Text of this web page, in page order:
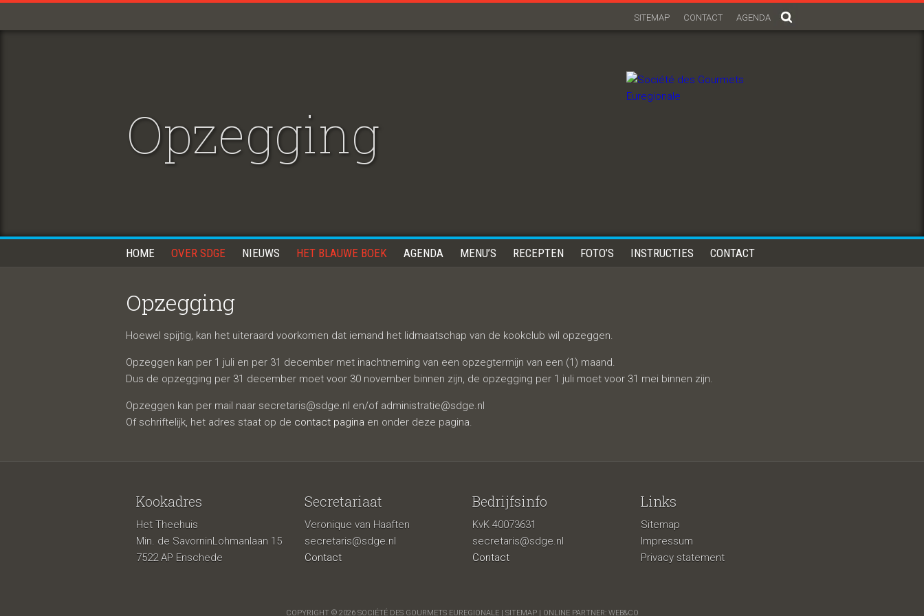
AGENDA
CONTACT
SITEMAP
Opzegging
HOME OVER SDGE NIEUWS HET BLAUWE BOEK AGENDA MENU’S RECEPTEN FOTO’S INSTRUCTIES CONTACT
Opzegging
Hoewel spijtig, kan het uiteraard voorkomen dat iemand het lidmaatschap van de kookclub wil opzeggen.
Opzeggen kan per 1 juli en per 31 december met inachtneming van een opzegtermijn van een (1) maand.
Dus de opzegging per 31 december moet voor 30 november binnen zijn, de opzegging per 1 juli moet voor 31 mei binnen zijn.
Opzeggen kan per mail naar secretaris@sdge.nl en/of administratie@sdge.nl
Of schriftelijk, het adres staat op de contact pagina en onder deze pagina.
Kookadres
Het Theehuis
Min. de SavorninLohmanlaan 15
7522 AP Enschede
Secretariaat
Veronique van Haaften
secretaris@sdge.nl
Contact
Bedrijfsinfo
KvK 40073631
secretaris@sdge.nl
Contact
Links
Sitemap
Impressum
Privacy statement
COPYRIGHT © 2026 SOCIÉTÉ DES GOURMETS EUREGIONALE | SITEMAP| ONLINE PARTNER: WEB&CO